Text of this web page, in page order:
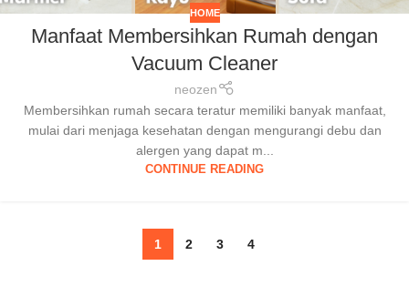
HOME
Manfaat Membersihkan Rumah dengan
Vacuum Cleaner
neozen
Membersihkan rumah secara teratur memiliki banyak manfaat,
mulai dari menjaga kesehatan dengan mengurangi debu dan
alergen yang dapat m...
CONTINUE READING
1 2 3 4